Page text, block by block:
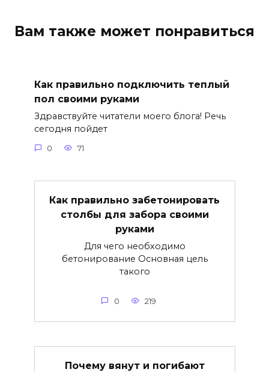
Вам также может понравиться
Как правильно подключить теплый
пол своими руками
Здравствуйте читатели моего блога! Речь
сегодня пойдет
0 71
Как правильно забетонировать
столбы для забора своими
руками
Для чего необходимо
бетонирование Основная цель
такого
0 219
Почему вянут и погибают